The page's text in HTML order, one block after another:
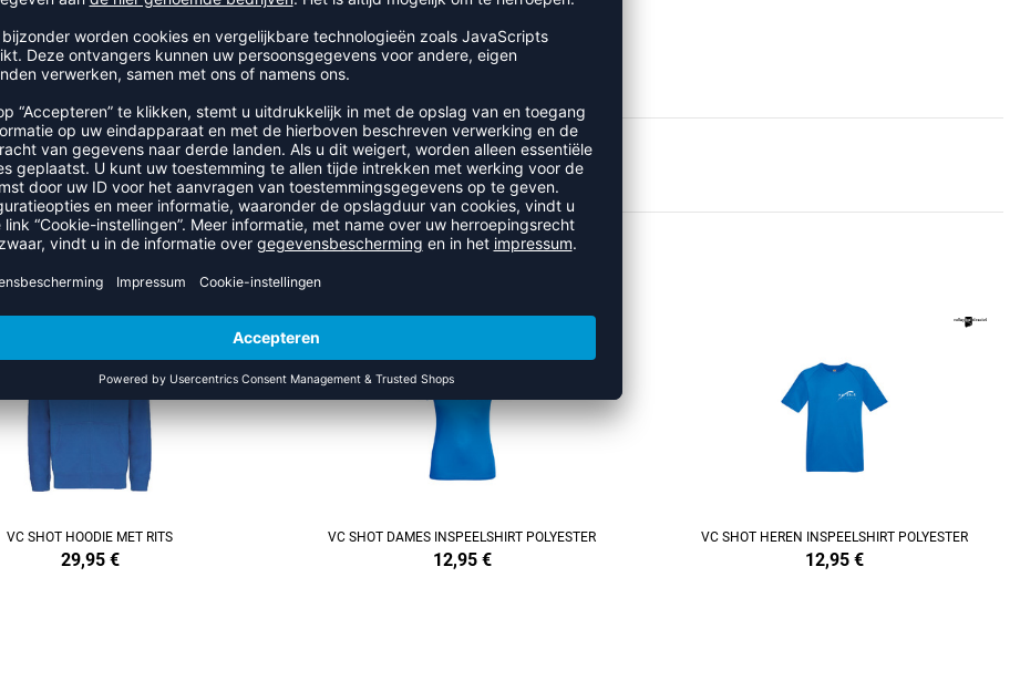
RECENT BEKEKEN
MEER UIT DE CATEGORIE VC SHOT
VC SHOT HOODIE MET RITS
29,95 €
REFINEMENT
VC SHOT DAMES INSPEELSHIRT POLYESTER
12,95 €
VC SHOT HEREN INSPEELSHIRT POLYESTER
12,95 €